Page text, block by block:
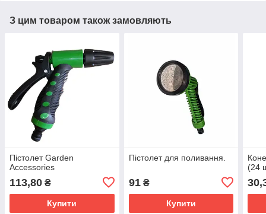
З цим товаром також замовляють
Пістолет Garden
Accessories
113,80 ₴
Купити
Пістолет для поливання.
91₴
Купити
(24